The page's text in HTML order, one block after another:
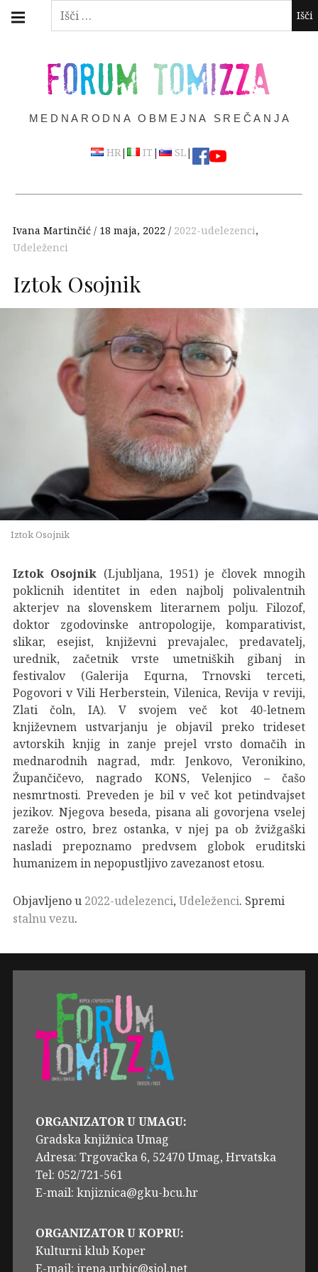
Išči:
Skip
FORUM TOMIZZA
MEDNARODNA OBMEJNA SREČANJA
HR| IT | SL|
navigation
Ivana Martinčić 18 maja, 2022 2022-udelezenci,
Udeleženci
Iztok Osojnik
Iztok Osojnik
Iztok Osojnik (Ljubljana, 1951) je človek mnogih
poklicnih identitet in eden najbolj polivalentnih
akterjev na slovenskem literarnem polju. Filozof,
doktor zgodovinske antropologije, komparativist,
slikar, esejist, književni prevajalec, predavatelj,
urednik, začetnik vrste umetniških gibanj in
festivalov (Galerija Equrna, Trnovski terceti,
Pogovori v Vili Herberstein, Vilenica, Revija v reviji,
Zlati čoln, IA). V svojem več kot 40-letnem
književnem ustvarjanju je objavil preko trideset
avtorskih knjig in zanje prejel vrsto domačih in
mednarodnih nagrad, mdr. Jenkovo, Veronikino,
Župančičevo, nagrado KONS, Velenjico – čašo
nesmrtnosti. Preveden je bil v več kot petindvajset
jezikov. Njegova beseda, pisana ali govorjena vselej
zareže ostro, brez ostanka, v njej pa ob žvižgaški
nasladi prepoznamo predvsem globok eruditski
humanizem in nepopustljivo zavezanost etosu.
Objavljeno u 2022-udelezenci, Udeleženci. Spremi
stalnu vezu.
ORGANIZATOR U UMAGU:
Gradska knjižnica Umag
Adresa: Trgovačka 6, 52470 Umag, Hrvatska
Tel: 052/721-561
E-mail: knjiznica@gku-bcu.hr
ORGANIZATOR U KOPRU:
Kulturni klub Koper
E-mail: irena.urbic@siol.net